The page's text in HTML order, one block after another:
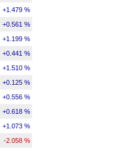
+1.479 %
+0.561 %
+1.199 %
+0.441 %
+1.510 %
+0.125 %
+0.556 %
+0.618 %
+1.073 %
-2.058 %